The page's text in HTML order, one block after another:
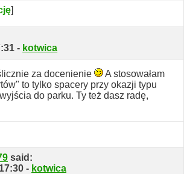
]
- kotwica
za docenienie
A stosowałam
to tylko spacery przy okazji typu
do parku. Ty też dasz radę,
said:
17:30 - kotwica